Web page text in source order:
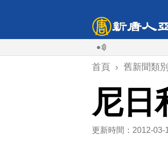
首頁 › 舊新聞類別
尼日
更新時間：2012-03-